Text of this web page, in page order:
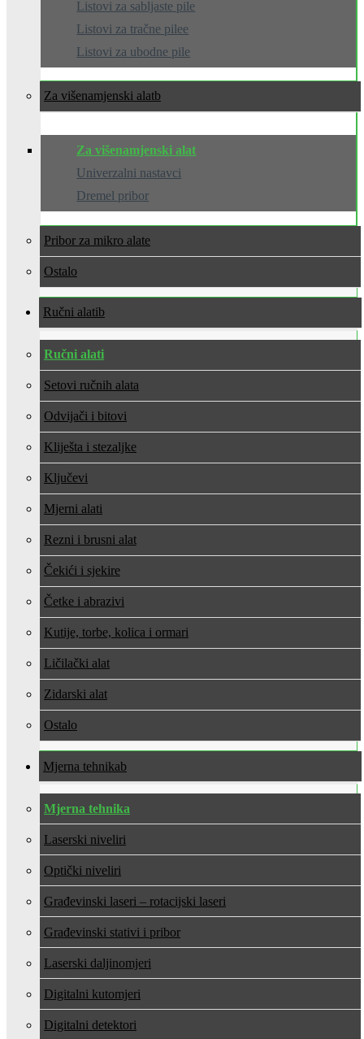
Listovi za sabljaste pile
Listovi za tračne pilee
Listovi za ubodne pile
Za višenamjenski alat
Za višenamjenski alat
Univerzalni nastavci
Dremel pribor
Pribor za mikro alate
Ostalo
Ručni alati
Ručni alati
Setovi ručnih alata
Odvijači i bitovi
Kliješta i stezaljke
Ključevi
Mjerni alati
Rezni i brusni alat
Čekići i sjekire
Četke i abrazivi
Kutije, torbe, kolica i ormari
Ličilački alat
Zidarski alat
Ostalo
Mjerna tehnika
Mjerna tehnika
Laserski niveliri
Optički niveliri
Građevinski laseri – rotacijski laseri
Građevinski stativi i pribor
Laserski daljinomjeri
Digitalni kutomjeri
Digitalni detektori